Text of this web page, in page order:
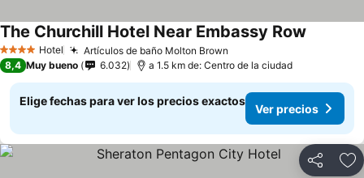
4 EstrellasHotel Artículos de baño Molton Brown
The Churchill Hotel Near Embassy Row
8,4 Muy bueno 6.032 a 1.5 km de: Centro de la ciudad
Elige fechas para ver los precios exactos
Ver precios
Compartir